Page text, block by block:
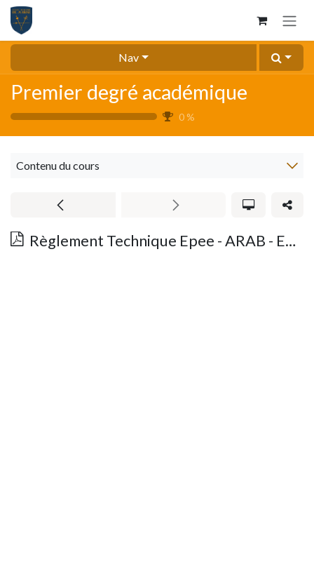
Se rendre au contenu
Nav
Premier degré académique
0%
Contenu du cours
Règlement Technique Epee - ARAB - Edition2024- morceaux choisis